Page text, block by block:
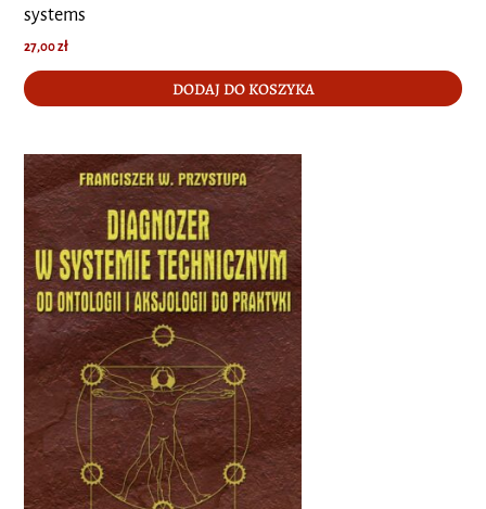
systems
27,00zł
DODAJ DO KOSZYKA